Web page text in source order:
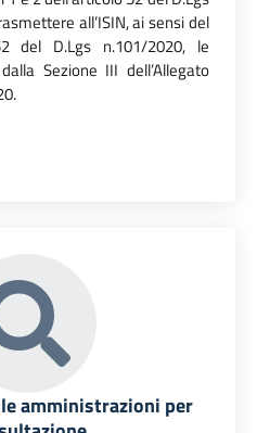
all’ISIN, ai sensi del
del D.Lgs n.101/2020, le
Sezione III dell’Allegato
amministrazioni per